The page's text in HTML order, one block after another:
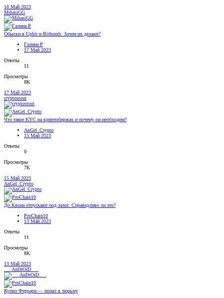
18 Май 2023
MihasiGG
Обыски в Upbit и Bithumb. Зачем их делают?
Галина Р
17 Май 2023
Ответы
11
Просмотры
8K
17 Май 2023
cryptostout
Что такое KYC на криптобиржах и почему он необходим?
AnGel_Crypto
15 Май 2023
Ответы
0
Просмотры
7K
15 Май 2023
AnGel_Crypto
До Квона отпускают под залог. Справедливо ли это?
ProChain10
13 Май 2023
Ответы
11
Просмотры
8K
13 Май 2023
___AnDrOiD___
Купил Феррари — попал в тюрьму